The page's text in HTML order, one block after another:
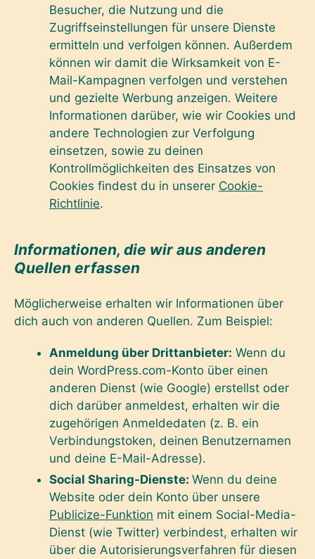
Besucher, die Nutzung und die
Zugriffseinstellungen für unsere Dienste
ermitteln und verfolgen können. Außerdem
können wir damit die Wirksamkeit von E-
Mail-Kampagnen verfolgen und verstehen
und gezielte Werbung anzeigen. Weitere
Informationen darüber, wie wir Cookies und
andere Technologien zur Verfolgung
einsetzen, sowie zu deinen
Kontrollmöglichkeiten des Einsatzes von
Cookies findest du in unserer Cookie-
Richtlinie.
Informationen, die wir aus anderen
Quellen erfassen
Möglicherweise erhalten wir Informationen über
dich auch von anderen Quellen. Zum Beispiel:
Anmeldung über Drittanbieter: Wenn du
dein WordPress.com-Konto über einen
anderen Dienst (wie Google) erstellst oder
dich darüber anmeldest, erhalten wir die
zugehörigen Anmeldedaten (z. B. ein
Verbindungstoken, deinen Benutzernamen
und deine E-Mail-Adresse).
Social Sharing-Dienste: Wenn du deine
Website oder dein Konto über unsere
Publicize-Funktion mit einem Social-Media-
Dienst (wie Twitter) verbindest, erhalten wir
über die Autorisierungsverfahren für diesen